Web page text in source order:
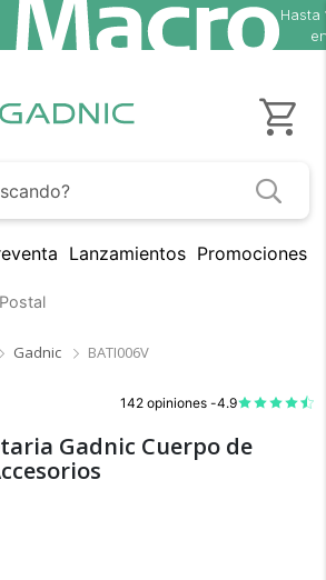
Hasta
Lanzamientos Promociones
Gadnic BATI006V
142 opiniones -4.9
Gadnic Cuerpo de